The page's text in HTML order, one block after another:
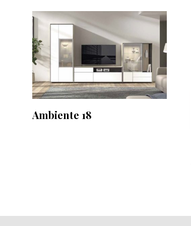
Ambiente 18